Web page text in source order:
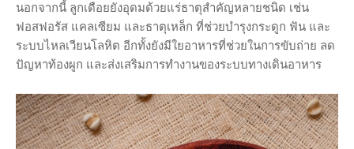
นอกจากนี้ ลูกเดือยยังอุดมด้วยแร่ธาตุสำคัญหลายชนิด เช่น
ฟอสฟอรัส แคลเซียม และธาตุเหล็ก ที่ช่วยบำรุงกระดูก ฟัน และ
ระบบไหลเวียนโลหิต อีกทั้งยังมีใยอาหารที่ช่วยในการขับถ่าย ลด
ปัญหาท้องผูก และส่งเสริมการทำงานของระบบทางเดินอาหาร